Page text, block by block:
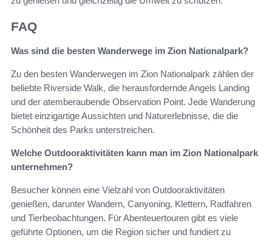
FAQ
Was sind die besten Wanderwege im Zion Nationalpark?
Zu den besten Wanderwegen im Zion Nationalpark zählen der
beliebte Riverside Walk, die herausfordernde Angels Landing
und der atemberaubende Observation Point. Jede Wanderung
bietet einzigartige Aussichten und Naturerlebnisse, die die
Schönheit des Parks unterstreichen.
Welche Outdooraktivitäten kann man im Zion Nationalpark
unternehmen?
Besucher können eine Vielzahl von Outdooraktivitäten
genießen, darunter Wandern, Canyoning, Klettern, Radfahren
und Tierbeobachtungen. Für Abenteuertouren gibt es viele
geführte Optionen, um die Region sicher und fundiert zu